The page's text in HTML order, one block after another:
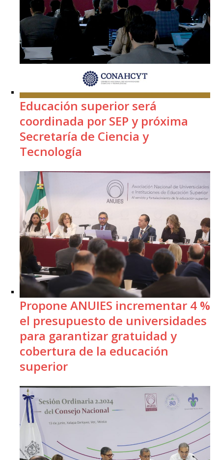
Educación superior será
coordinada por SEP y próxima
Secretaría de Ciencia y
Tecnología
Propone ANUIES incrementar 4 %
el presupuesto de universidades
para garantizar gratuidad y
cobertura de la educación
superior